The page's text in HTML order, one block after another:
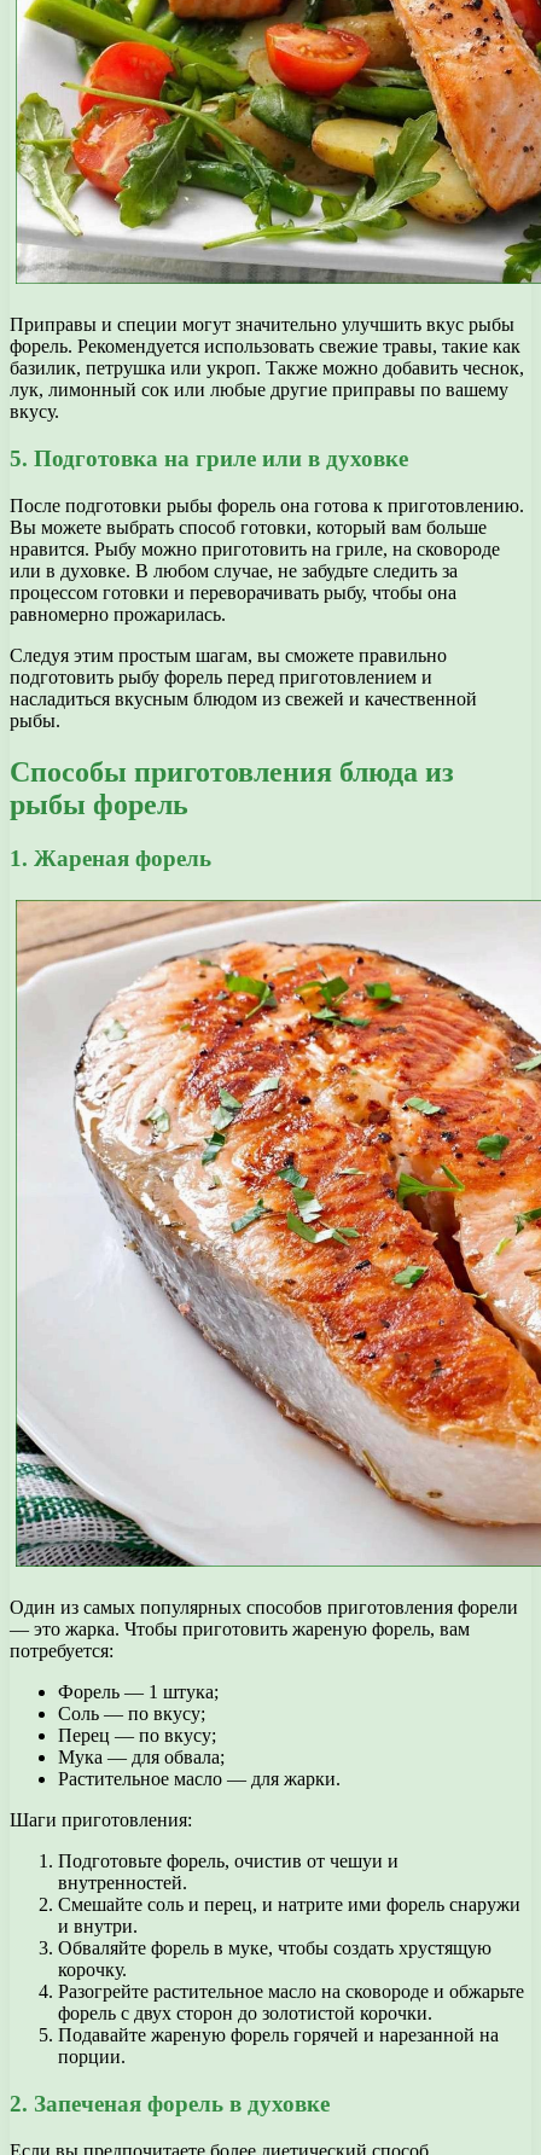
Приправы и специи могут значительно улучшить вкус рыбы
форель. Рекомендуется использовать свежие травы, такие как
базилик, петрушка или укроп. Также можно добавить чеснок,
лук, лимонный сок или любые другие приправы по вашему
вкусу.
5. Подготовка на гриле или в духовке
После подготовки рыбы форель она готова к приготовлению.
Вы можете выбрать способ готовки, который вам больше
нравится. Рыбу можно приготовить на гриле, на сковороде
или в духовке. В любом случае, не забудьте следить за
процессом готовки и переворачивать рыбу, чтобы она
равномерно прожарилась.
Следуя этим простым шагам, вы сможете правильно
подготовить рыбу форель перед приготовлением и
насладиться вкусным блюдом из свежей и качественной
рыбы.
Способы приготовления блюда из
рыбы форель
1. Жареная форель
Один из самых популярных способов приготовления форели
— это жарка. Чтобы приготовить жареную форель, вам
потребуется:
Форель — 1 штука;
Соль — по вкусу;
Перец — по вкусу;
Мука — для обвала;
Растительное масло — для жарки.
Шаги приготовления:
Подготовьте форель, очистив от чешуи и
внутренностей.
Смешайте соль и перец, и натрите ими форель снаружи
и внутри.
Обваляйте форель в муке, чтобы создать хрустящую
корочку.
Разогрейте растительное масло на сковороде и обжарьте
форель с двух сторон до золотистой корочки.
Подавайте жареную форель горячей и нарезанной на
порции.
2. Запеченая форель в духовке
Если вы предпочитаете более диетический способ